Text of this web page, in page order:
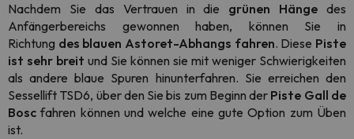
Nachdem Sie das Vertrauen in die grünen Hänge des
Anfängerbereichs gewonnen haben, können Sie in
Richtung des blauen Astoret-Abhangs fahren. Diese Piste
ist sehr breit und Sie können sie mit weniger Schwierigkeiten
als andere blaue Spuren hinunterfahren. Sie erreichen den
Sessellift TSD6, über den Sie bis zum Beginn der Piste Gall de
Bosc fahren können und welche eine gute Option zum Üben
ist.